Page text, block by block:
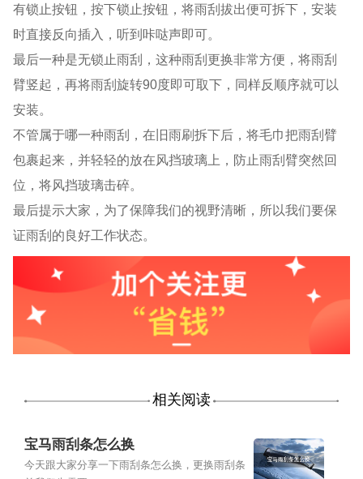
有锁止按钮，按下锁止按钮，将雨刮拔出便可拆下，安装
时直接反向插入，听到咔哒声即可。
最后一种是无锁止雨刮，这种雨刮更换非常方便，将雨刮
臂竖起，再将雨刮旋转90度即可取下，同样反顺序就可以
安装。
不管属于哪一种雨刮，在旧雨刷拆下后，将毛巾把雨刮臂
包裹起来，并轻轻的放在风挡玻璃上，防止雨刮臂突然回
位，将风挡玻璃击碎。
最后提示大家，为了保障我们的视野清晰，所以我们要保
证雨刮的良好工作状态。
相关阅读
宝马雨刮条怎么换
今天跟大家分享一下雨刮条怎么换，更换雨刮条